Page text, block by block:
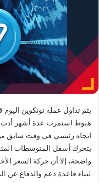
هبوط استمرت عدة أشهر
اتجاه رئيسي في وقت سابق من
يتحرك أسفل المتوسطات
واضحة، إلا أن حركة السعر
لبناء قاعدة دعم والدفاع عن